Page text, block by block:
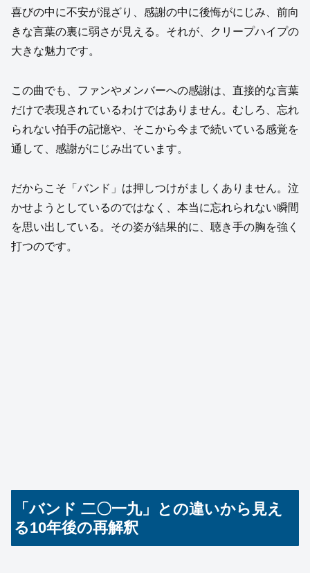
喜びの中に不安が混ざり、感謝の中に後悔がにじみ、前向
きな言葉の裏に弱さが見える。それが、クリープハイプの
大きな魅力です。
この曲でも、ファンやメンバーへの感謝は、直接的な言葉
だけで表現されているわけではありません。むしろ、忘れ
られない拍手の記憶や、そこから今まで続いている感覚を
通して、感謝がにじみ出ています。
だからこそ「バンド」は押しつけがましくありません。泣
かせようとしているのではなく、本当に忘れられない瞬間
を思い出している。その姿が結果的に、聴き手の胸を強く
打つのです。
「バンド 二〇一九」との違いから見え
る10年後の再解釈